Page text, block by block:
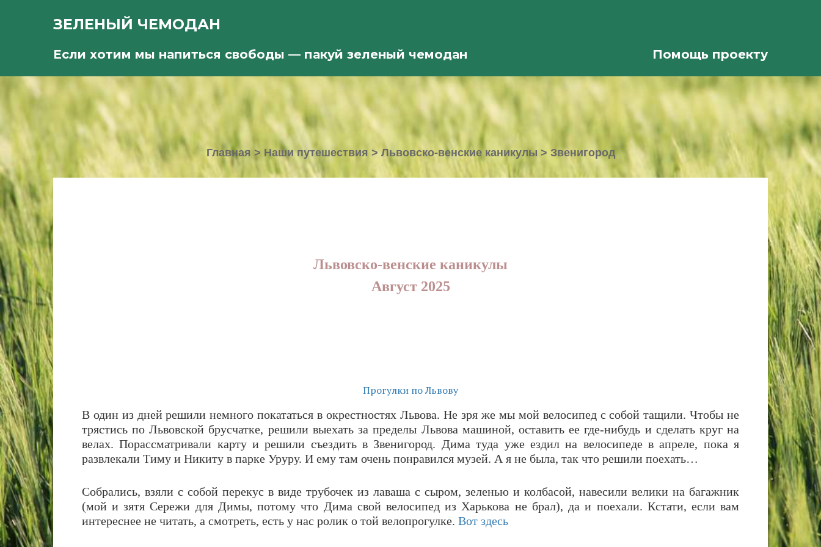
ЗЕЛЕНЫЙ ЧЕМОДАН
Если хотим мы напиться свободы — пакуй зеленый чемодан Помощь проекту
Главная > Наши путешествия >Львовско-венские каникулы > Звенигород
Львовско-венские каникулы
Август 2025
Прогулки по Львову
В один из дней решили немного покататься в окрестностях Львова. Не зря же мы мой велосипед с собой тащили. Чтобы не
трястись по Львовской брусчатке, решили выехать за пределы Львова машиной, оставить ее где-нибудь и сделать круг на
велах. Порассматривали карту и решили съездить в Звенигород. Дима туда уже ездил на велосипеде в апреле, пока я
развлекали Тиму и Никиту в парке Уруру. И ему там очень понравился музей. А я не была, так что решили поехать…
Собрались, взяли с собой перекус в виде трубочек из лаваша с сыром, зеленью и колбасой, навесили велики на багажник
(мой и зятя Сережи для Димы, потому что Дима свой велосипед из Харькова не брал), да и поехали. Кстати, если вам
интереснее не читать, а смотреть, есть у нас ролик о той велопрогулке. Вот здесь